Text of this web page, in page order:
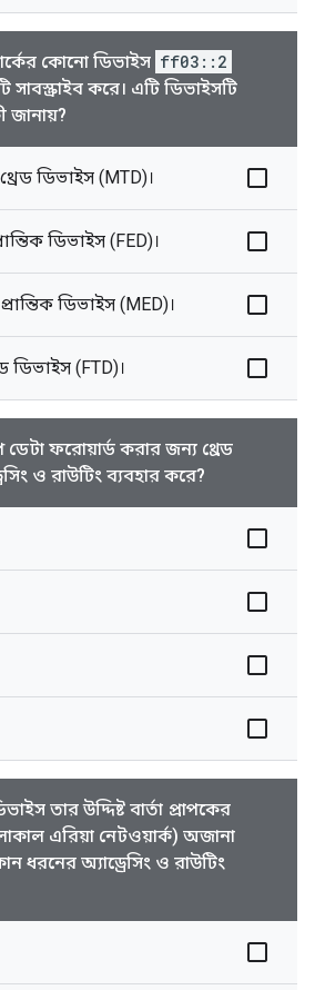
কোনো ডিভাইস ff03::2
সাবস্ক্রাইব করে। এটি ডিভাইসটি
জানায়?
ডিভাইস (MTD)।
ডিভাইস (FED)।
ডিভাইস (MED)।
ডিভাইস (FTD)।
ডেটা ফরোয়ার্ড করার জন্য থ্রেড
ও রাউটিং ব্যবহার করে?
তার উদ্দিষ্ট বার্তা প্রাপকের
এরিয়া নেটওয়ার্ক) অজানা
ধরনের অ্যাড্রেসিং ও রাউটিং